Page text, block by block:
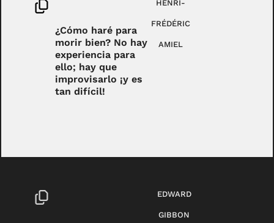
¿Cómo haré para
morir bien? No hay
experiencia para
ello; hay que
improvisarlo ¡y es
tan difícil!
HENRI-
FRÉDÉRIC
AMIEL
EDWARD
GIBBON